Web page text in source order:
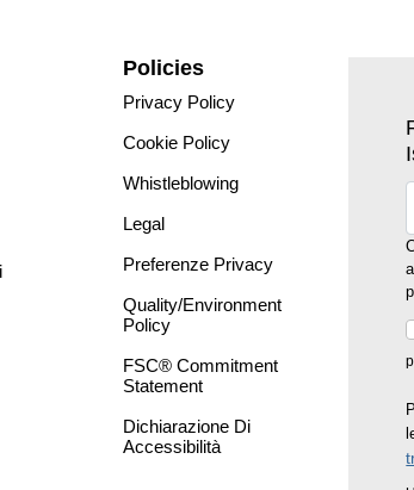
Policies
Privacy Policy
Cookie Policy
Whistleblowing
Legal
Preferenze Privacy
Quality/Environment
Policy
FSC® Commitment
Statement
Dichiarazione Di
Accessibilità